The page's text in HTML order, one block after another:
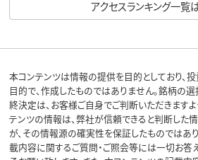
アクセスランキング一覧
本コンテンツは情報の提供を目的としており、
目的で、作成したものではありません。銘柄の
終決定は、お客様ご自身でご判断いただきますよ
テンツの情報は、弊社が信頼できると判断した
が、その情報源の確実性を保証したものではあ
載内容に関するご質問・ご照会等には一切お答